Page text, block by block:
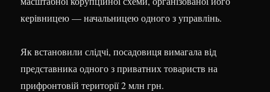
керівницею — начальницею одного з управлінь.
Як встановили слідчі, посадовиця вимагала від
представника одного з приватних товариств на
прифронтовій території 2 млн грн.